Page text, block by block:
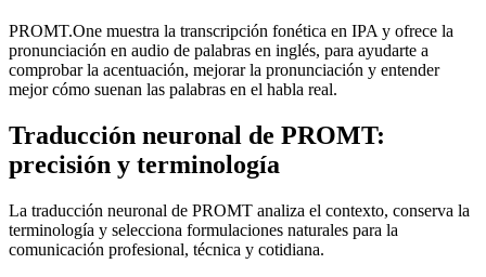
PROMT.One muestra la transcripción fonética en IPA y ofrece la
pronunciación en audio de palabras en inglés, para ayudarte a
comprobar la acentuación, mejorar la pronunciación y entender
mejor cómo suenan las palabras en el habla real.
Traducción neuronal de PROMT:
precisión y terminología
La traducción neuronal de PROMT analiza el contexto, conserva la
terminología y selecciona formulaciones naturales para la
comunicación profesional, técnica y cotidiana.